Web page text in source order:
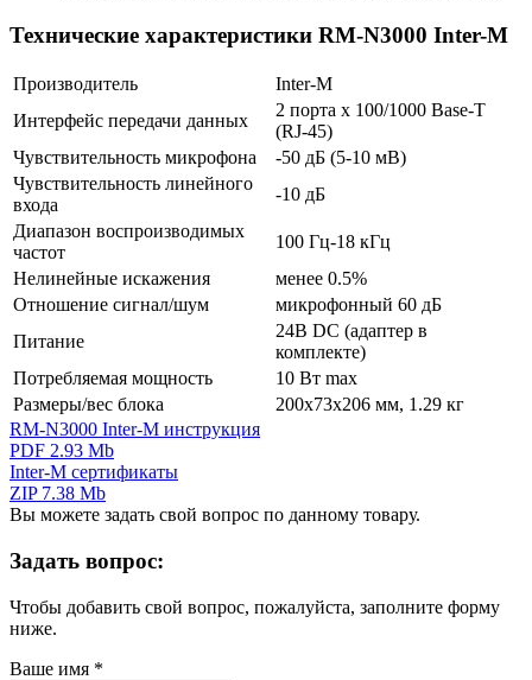
Технические характеристики RM-N3000 Inter-M
Производитель
Inter-M
Интерфейс передачи данных
2 порта х 100/1000 Base-T
(RJ-45)
Чувствительность микрофона
-50 дБ (5-10 мВ)
Чувствительность линейного
входа
-10 дБ
Диапазон воспроизводимых
частот
100 Гц-18 кГц
Нелинейные искажения
менее 0.5%
Отношение сигнал/шум
микрофонный 60 дБ
Питание
24В DC (адаптер в
комплекте)
Потребляемая мощность
10 Вт max
Размеры/вес блока
200х73х206 мм, 1.29 кг
RM-N3000 Inter-M инструкция
PDF 2.93 Mb
Inter-M сертификаты
ZIP 7.38 Mb
Вы можете задать свой вопрос по данному товару.
Задать вопрос:
Чтобы добавить свой вопрос, пожалуйста, заполните форму
ниже.
Ваше имя *